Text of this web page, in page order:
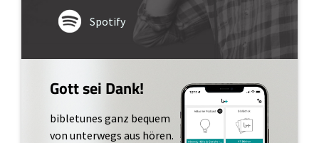
Spotify
Gott sei Dank!
bibletunes ganz bequem
von unterwegs aus hören.